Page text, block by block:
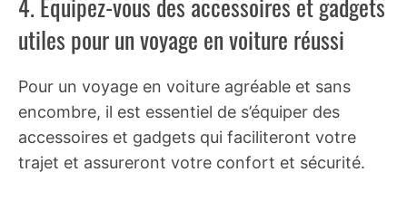
utiles pour un voyage en voiture réussi
Pour un voyage en voiture agréable et sans
encombre, il est essentiel de s’équiper des
accessoires et gadgets qui faciliteront votre
trajet et assureront votre confort et sécurité.